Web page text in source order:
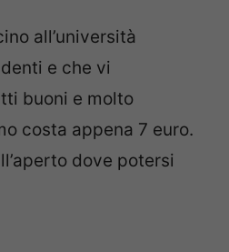
all’università
e che vi
buoni e molto
costa appena 7 euro.
dove potersi